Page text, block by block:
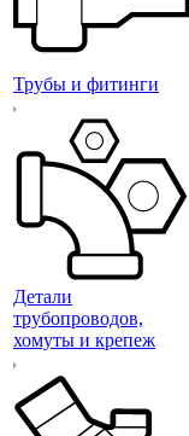
Трубы и фитинги
Детали
трубопроводов,
хомуты и крепеж